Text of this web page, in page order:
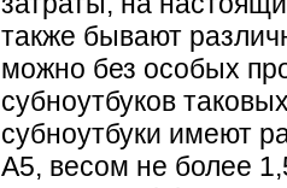
также бывают
можно без особых
субноутбуков
субноутбуки имеют
А5, весом не более